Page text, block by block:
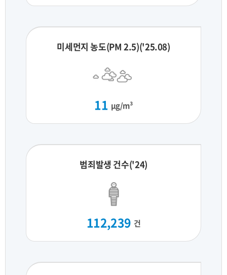
미세먼지 농도(PM 2.5)('25.08)
11 μg/m³
범죄발생 건수('24)
112,239 건